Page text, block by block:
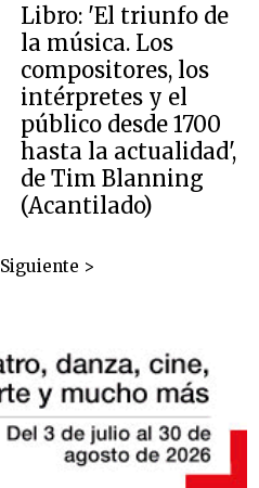
Libro: 'El triunfo de
la música. Los
compositores, los
intérpretes y el
público desde 1700
hasta la actualidad',
de Tim Blanning
(Acantilado)
Siguiente >